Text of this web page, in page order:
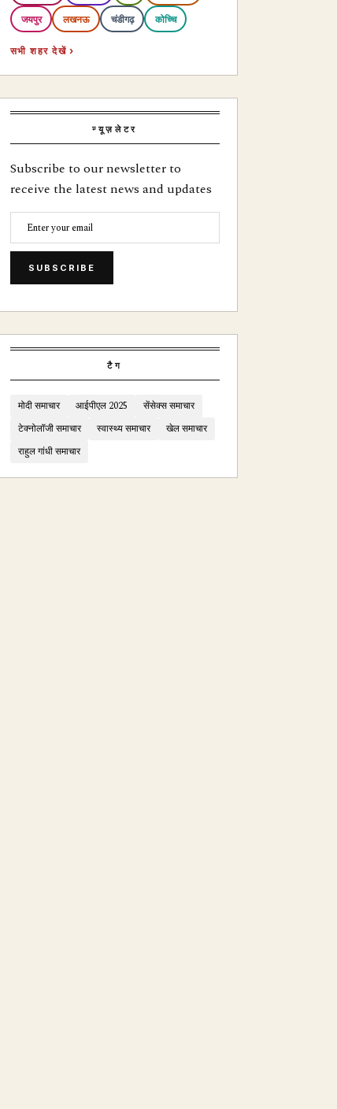
जयपुर लखनऊ चंडीगढ़ कोच्चि
सभी शहर देखें ›
न्यूज़लेटर
Subscribe to our newsletter to
receive the latest news and updates
SUBSCRIBE
टैग
मोदी समाचार आईपीएल 2025
सेंसेक्स समाचार
टेक्नोलॉजी समाचार
स्वास्थ्य समाचार
खेल समाचार
राहुल गांधी समाचार